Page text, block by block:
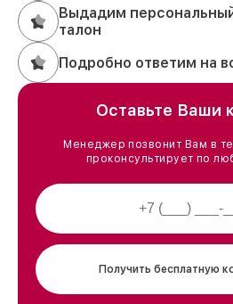
Выдадим
талон
Подробно ответим на
Оставьте Ваши
Менеджер позвонит Вам в
проконсультирует по
Получить бесплатную